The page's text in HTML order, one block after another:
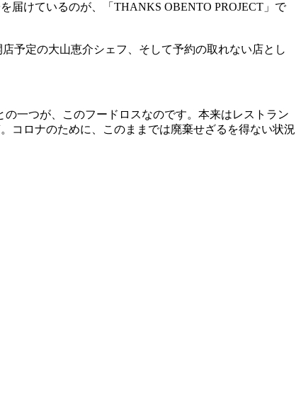
届けているのが、「THANKS OBENTO PROJECT」で
予定の大山恵介シェフ、そして予約の取れない店とし
一つが、このフードロスなのです。本来はレストラン
コロナのために、このままでは廃棄せざるを得ない状況